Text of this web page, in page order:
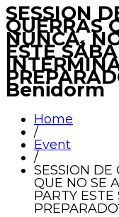
SESSION
QUERRAS
NUNCA,
ESTE
Benidorm
Home
/
Event
/
SESSION DE
QUE NO SE
PARTY